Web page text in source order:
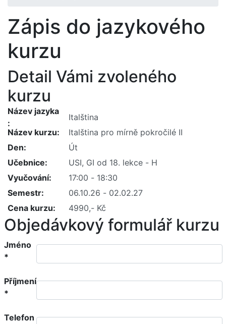
Zápis do jazykového
kurzu
Detail Vámi zvoleného
kurzu
Název jazyka
Název kurzu
Den
Učebnice
Vyučování
Semestr
Cena kurzu
Objedávkový formulář kurzu
Jméno
*
Příjmení
*
Telefon